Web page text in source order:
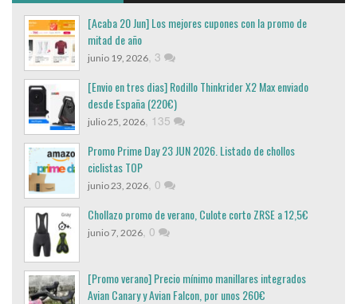
[Acaba 20 Jun] Los mejores cupones con la promo de
mitad de año
junio 19, 2026, 3
[Envio en tres dias] Rodillo Thinkrider X2 Max enviado
desde España (220€)
julio 25, 2026, 135
Promo Prime Day 23 JUN 2026. Listado de chollos
ciclistas TOP
junio 23, 2026, 0
Chollazo promo de verano, Culote corto ZRSE a 12,5€
junio 7, 2026, 0
[Promo verano] Precio mínimo manillares integrados
Avian Canary y Avian Falcon, por unos 260€